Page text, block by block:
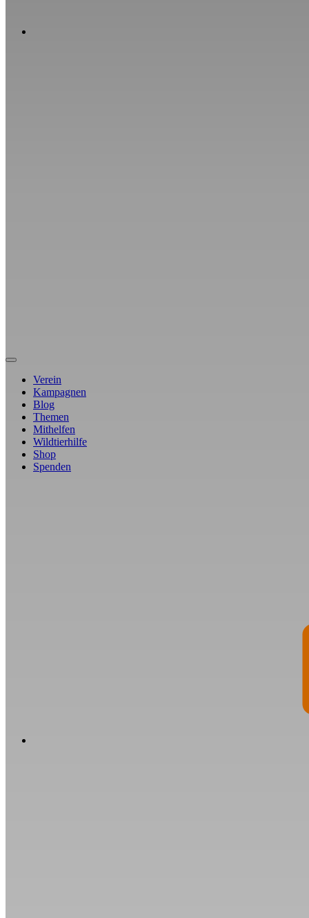
Verein
Kampagnen
Blog
Themen
Mithelfen
Wildtierhilfe
Shop
Spenden